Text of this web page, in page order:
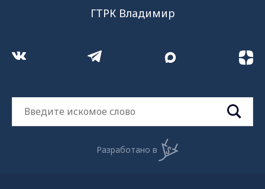
ГТРК Владимир
Разработано в